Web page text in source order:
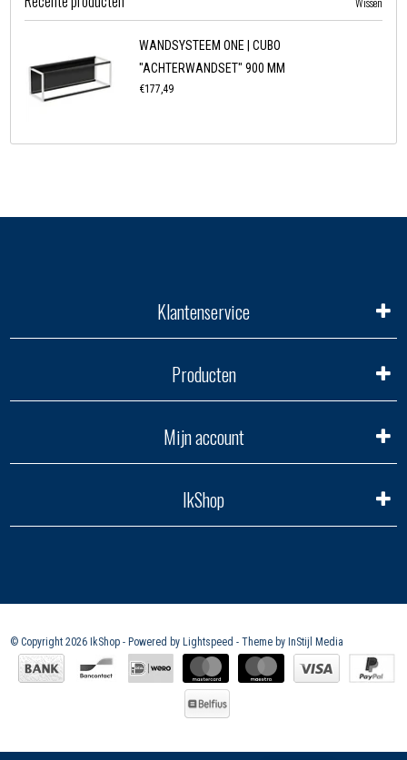
WANDSYSTEEM ONE | CUBO
"ACHTERWANDSET" 900 MM
€177,49
Klantenservice
Producten
Mijn account
IkShop
© Copyright 2026 IkShop - Powered by Lightspeed - Theme by InStijl Media